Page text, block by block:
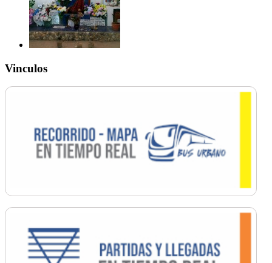
Vinculos